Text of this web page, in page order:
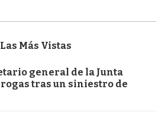
Las Más Vistas
general de la Junta
tras un siniestro de